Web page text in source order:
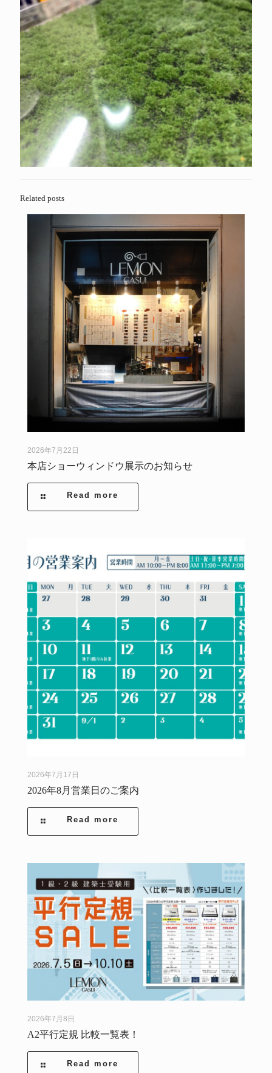
Related posts
2026年7月22日
本店ショーウィンドウ展示のお知らせ
Read more
2026年7月17日
2026年8月営業日のご案内
Read more
2026年7月8日
A2平行定規 比較一覧表！
Read more